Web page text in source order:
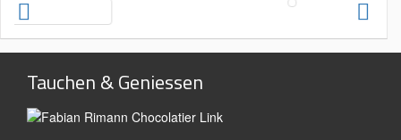
Tauchen & Geniessen